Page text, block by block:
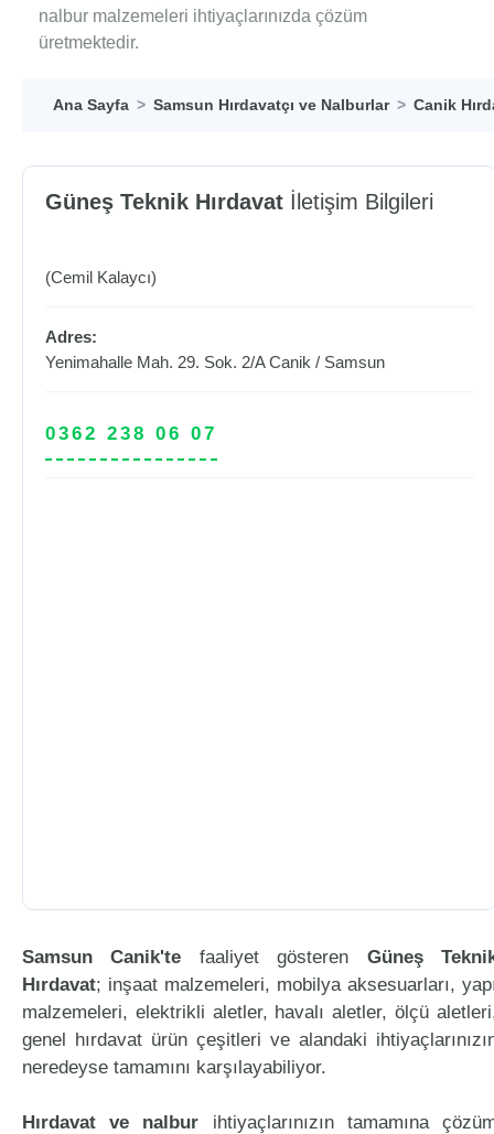
nalbur malzemeleri ihtiyaçlarınızda çözüm
üretmektedir.
Ana Sayfa Samsun Hırdavatçı ve Nalburlar Canik
Güneş Teknik Hırdavat İletişim Bilgileri
(Cemil Kalaycı)
Adres:
Yenimahalle Mah. 29. Sok. 2/ACanik / Samsun
0362 238 06 07
Samsun Canik'te faaliyet gösteren Güneş
Hırdavat; inşaat malzemeleri, mobilya aksesuarları,
malzemeleri, elektrikli aletler, havalı aletler, ölçü
genel hırdavat ürün çeşitleri ve alandaki
neredeyse tamamını karşılayabiliyor.
Hırdavat ve nalbur ihtiyaçlarınızın tamamına